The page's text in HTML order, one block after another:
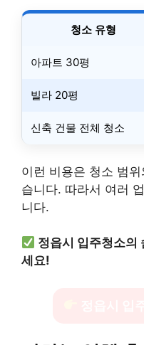
청소 유형
아파트 30평
빌라 20평
신축 건물 전체 청소
이런 비용은 청소 범
습니다. 따라서 여러
니다.
정읍시 입주청소의
세요!